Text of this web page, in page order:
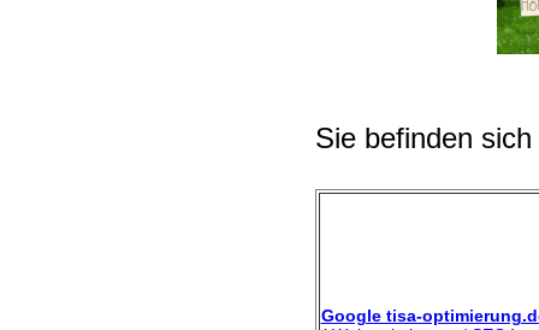
Sie befinden
Google tisa-